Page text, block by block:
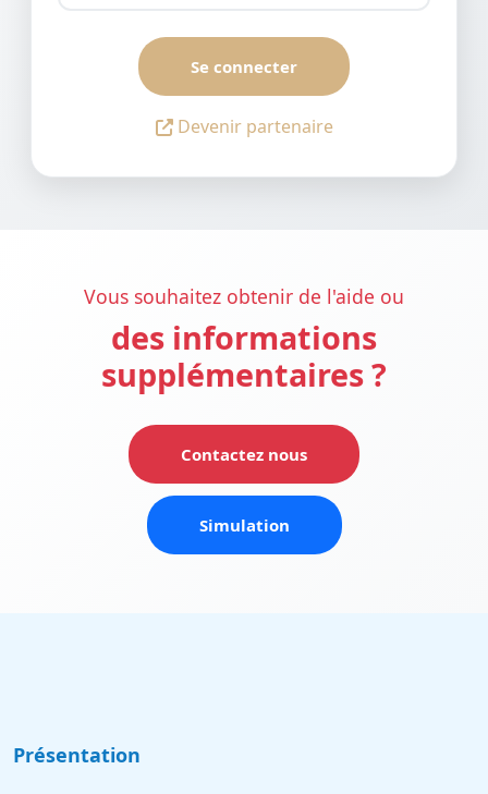
Se connecter
Devenir partenaire
Vous souhaitez obtenir de l'aide ou
des informations
supplémentaires ?
Contactez nous
Simulation
Présentation